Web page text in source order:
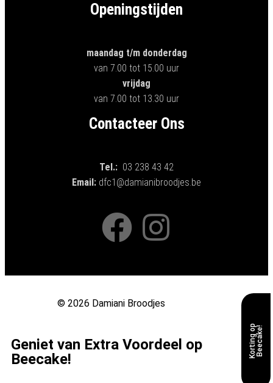
K
o
r
t
i
n
g
o
p
B
e
e
c
a
k
e!
Openingstijden
maandag t/m donderdag
van 7.00 tot 15.00 uur
vrijdag
van 7.00 tot 13.30 uur
Contacteer Ons
Tel.: 03 238 43 42
Email: dfc1@damianibroodjes.be
© 2026 Damiani Broodjes
Geniet van Extra Voordeel op
Beecake!